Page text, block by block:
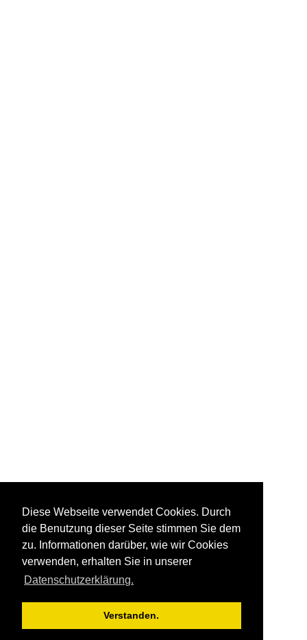
Diese Webseite verwendet Cookies. Durch
die Benutzung dieser Seite stimmen Sie dem
zu. Informationen darüber, wie wir Cookies
verwenden, erhalten Sie in unserer
Datenschutzerklärung.
Verstanden.